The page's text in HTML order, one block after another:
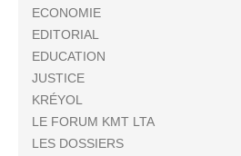
ECONOMIE
EDITORIAL
EDUCATION
JUSTICE
KRÉYOL
LE FORUM KMT LTA
LES DOSSIERS